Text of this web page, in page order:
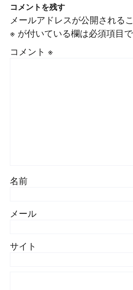
コメントを残す
メールアドレスが公開される
※ が付いている欄は必須項目
コメント ※
名前
メール
サイト